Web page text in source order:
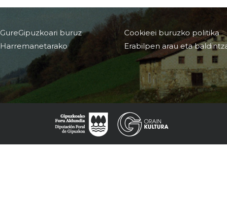
GureGipuzkoari buruz
Harremanetarako
Cookieei buruzko politika
Erabilpen arau eta